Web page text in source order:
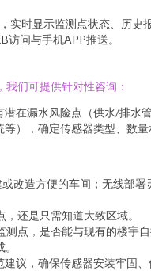
实时显示监测点状态、历史
问与手机APP推送。
们可提供针对性咨询：
潜在漏水风险点（供水/排水
），确定传感器类型、数量
改造方便的车间；无线部署
还是只需知道大致区域。
测点，是否能与现有的楼宇
建议，确保传感器安装牢固、